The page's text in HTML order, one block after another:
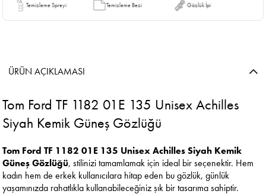
Temizleme Spreyi Temizleme Bezi Gözlük İpi
ÜRÜN AÇIKLAMASI
Tom Ford TF 1182 01E 135 Unisex Achilles
Siyah Kemik Güneş Gözlüğü
Tom Ford TF 1182 01E 135 Unisex Achilles Siyah Kemik
Güneş Gözlüğü, stilinizi tamamlamak için ideal bir seçenektir. Hem
kadın hem de erkek kullanıcılara hitap eden bu gözlük, günlük
yaşamınızda rahatlıkla kullanabileceğiniz şık bir tasarıma sahiptir.